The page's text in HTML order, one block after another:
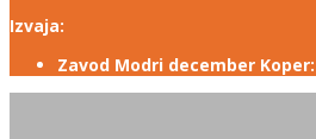
Izvaja:
Zavod Modri december Koper: